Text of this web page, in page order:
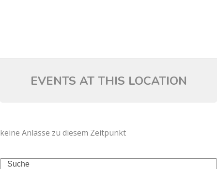
EVENTS AT THIS LOCATION
keine Anlässe zu diesem Zeitpunkt
Search